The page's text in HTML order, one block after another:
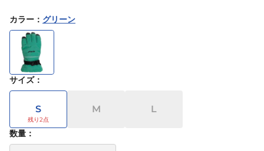
カラー ： グリーン
サイズ：
S M L
数量：